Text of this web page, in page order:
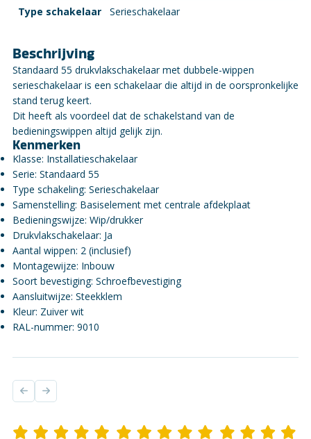
Type schakelaar
Serieschakelaar
Beschrijving
Standaard 55 drukvlakschakelaar met dubbele-wippen
serieschakelaar is een schakelaar die altijd in de oorspronkelijke
stand terug keert.
Dit heeft als voordeel dat de schakelstand van de
bedieningswippen altijd gelijk zijn.
Kenmerken
Klasse: Installatieschakelaar
Serie: Standaard 55
Type schakeling: Serieschakelaar
Samenstelling: Basiselement met centrale afdekplaat
Bedieningswijze: Wip/drukker
Drukvlakschakelaar: Ja
Aantal wippen: 2 (inclusief)
Montagewijze: Inbouw
Soort bevestiging: Schroefbevestiging
Aansluitwijze: Steekklem
Kleur: Zuiver wit
RAL-nummer: 9010